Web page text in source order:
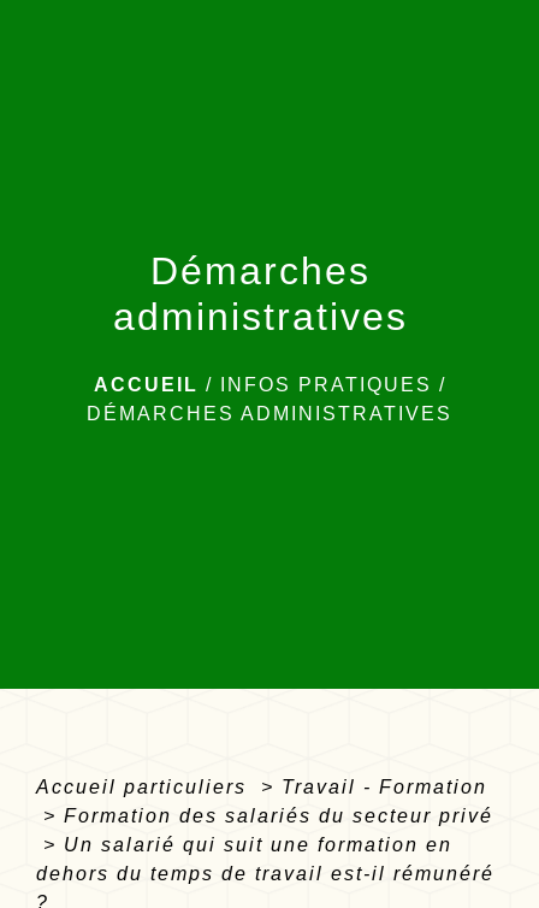
Démarches
administratives
ACCUEIL / INFOS PRATIQUES /
DÉMARCHES ADMINISTRATIVES
Accueil particuliers > Travail - Formation
> Formation des salariés du secteur privé
> Un salarié qui suit une formation en
dehors du temps de travail est-il rémunéré
?